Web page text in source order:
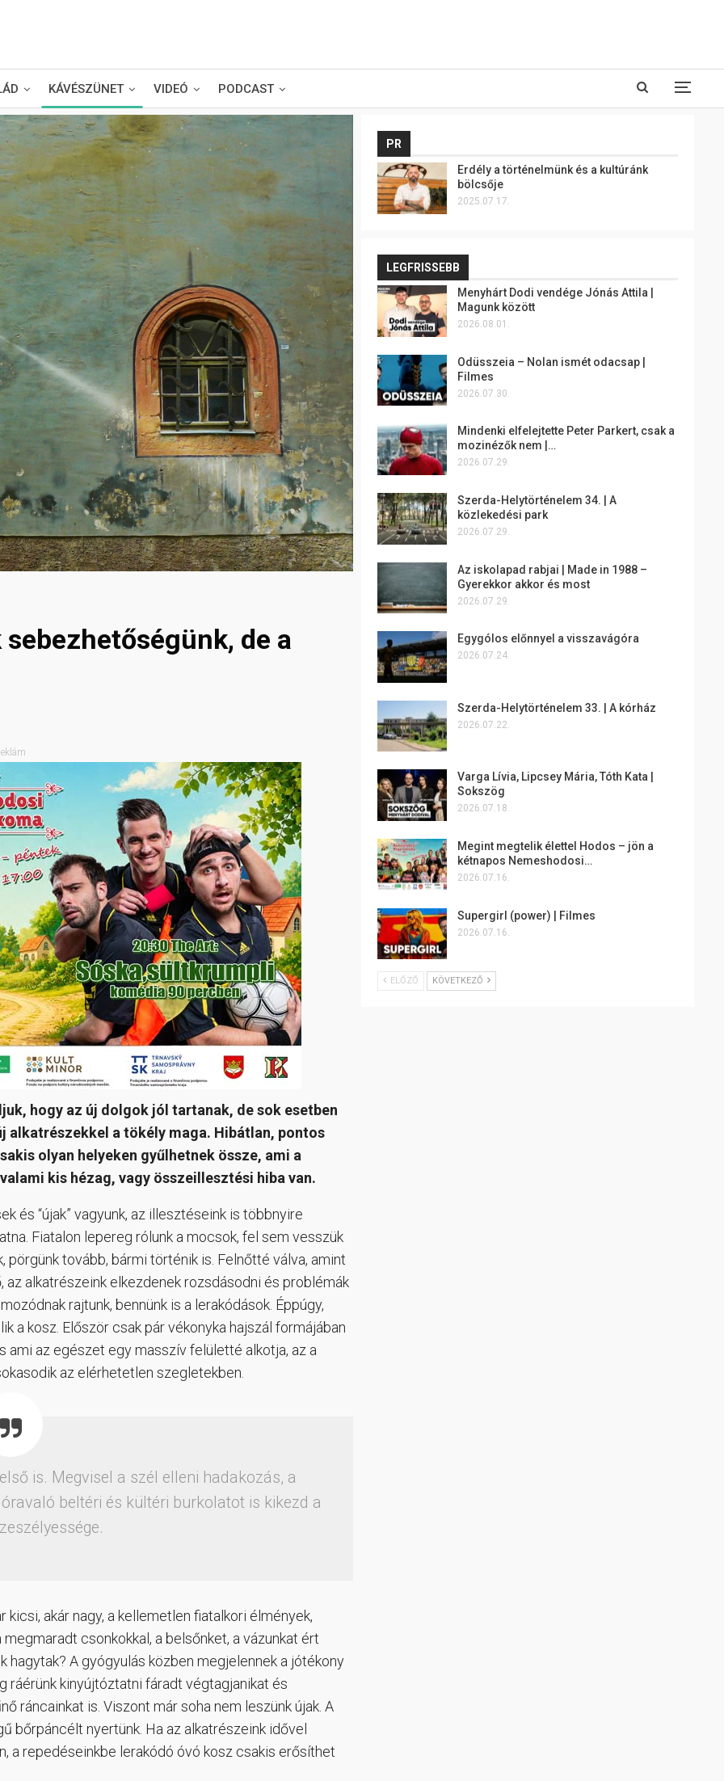
KÁVÉSZÜNET VIDEÓ PODCAST
de a
hogy az új dolgok jól tartanak, de sok esetben
alkatrészekkel a tökély maga. Hibátlan, pontos
olyan helyeken gyűlhetnek össze, ami a
kis hézag, vagy összeillesztési hiba van.
és “újak” vagyunk, az illesztéseink is többnyire
Fiatalon lepereg rólunk a mocsok, fel sem vesszük
tovább, bármi történik is. Felnőtté válva, amint
alkatrészeink elkezdenek rozsdásodni és problémák
rajtunk, bennünk is a lerakódások. Éppúgy,
a kosz. Először csak pár vékonyka hajszál formájában
ami az egészet egy masszív felületté alkotja, az a
az elérhetetlen szegletekben.
is. Megvisel a szél elleni hadakozás, a
beltéri és kültéri burkolatot is kikezd a
akár nagy, a kellemetlen fiatalkori élmények,
csonkokkal, a belsőnket, a vázunkat ért
A gyógyulás közben megjelennek a jótékony
ráérünk kinyújtóztatni fáradt végtagjanikat és
ráncainkat is. Viszont már soha nem leszünk újak. A
bőrpáncélt nyertünk. Ha az alkatrészeink idővel
a repedéseinkbe lerakódó óvó kosz csakis erősíthet
PR
Erdély a történelmünk és a kultúránk
bölcsője
2025.07.17.
LEGFRISSEBB
Menyhárt Dodi vendége Jónás Attila |
Magunk között
2026.08.01.
Odüsszeia – Nolan ismét odacsap |
Filmes
2026.07.30.
Mindenki elfelejtette Peter Parkert, csak a
mozinézők nem |…
2026.07.29.
Szerda-Helytörténelem 34. | A
közlekedési park
2026.07.29.
Az iskolapad rabjai | Made in 1988 –
Gyerekkor akkor és most
2026.07.29.
Egygólos előnnyel a visszavágóra
2026.07.24.
Szerda-Helytörténelem 33. | A kórház
2026.07.22.
Varga Lívia, Lipcsey Mária, Tóth Kata |
Sokszög
2026.07.18.
Megint megtelik élettel Hodos – jön a
kétnapos Nemeshodosi…
2026.07.16.
Supergirl (power) | Filmes
2026.07.16.
ELŐZŐ KÖVETKEZŐ